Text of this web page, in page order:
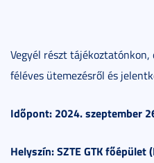
Vegyél részt
féléves ütemezésről és
Időpont: 2024. szeptember
Helyszín: SZTE GTK